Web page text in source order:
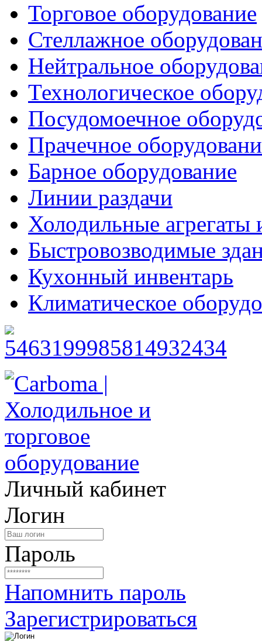
Торговое оборудование
Стеллажное
Нейтральное
Технологическое
Посудомоечное
Прачечное
Барное оборудование
Линии раздачи
Холодильные агрегаты
Быстровозводимые
Кухонный инвентарь
Климатическое
Личный кабинет
Логин
Пароль
Напомнить пароль
Зарегистрироваться